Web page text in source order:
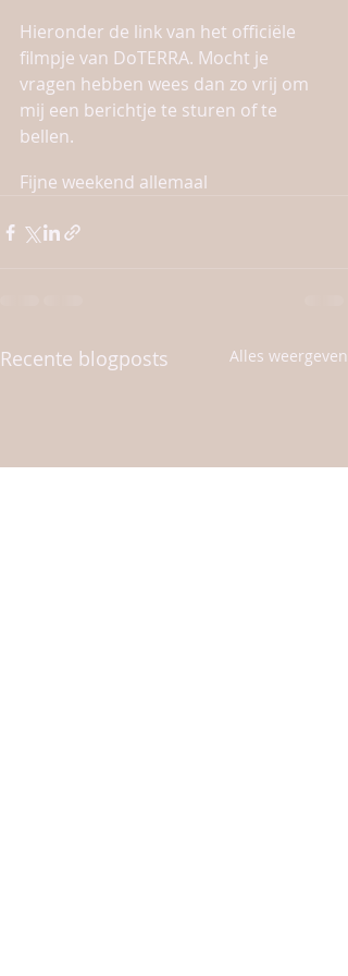
Hieronder de link van het officiële
filmpje van DoTERRA. Mocht je
vragen hebben wees dan zo vrij om
mij een berichtje te sturen of te
bellen.
Fijne weekend allemaal
Recente blogposts Alles weergeven